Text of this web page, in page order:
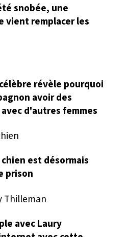
snobée, une
vient remplacer les
révèle pourquoi
avoir des
d'autres femmes
est désormais
prison
avec Laury